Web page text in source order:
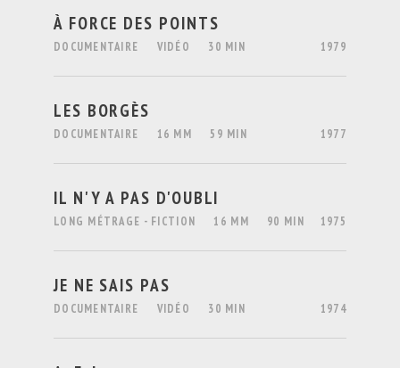
À FORCE DES POINTS
DOCUMENTAIRE VIDÉO 30 MIN 1979
LES BORGÈS
DOCUMENTAIRE 16 MM 59 MIN 1977
IL N'Y A PAS D'OUBLI
LONG MÉTRAGE - FICTION 16 MM 90 MIN 1975
JE NE SAIS PAS
DOCUMENTAIRE VIDÉO 30 MIN 1974